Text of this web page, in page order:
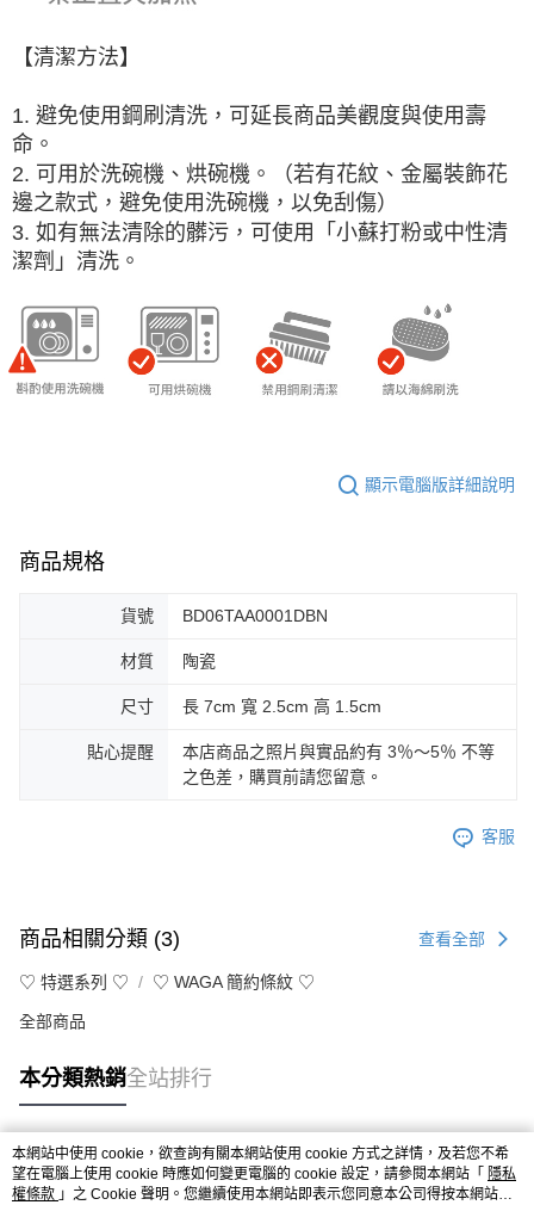
【清潔方法】
1. 避免使用鋼刷清洗，可延長商品美觀度與使用壽
命。
2. 可用於洗碗機、烘碗機。（若有花紋、金屬裝飾花
邊之款式，避免使用洗碗機，以免刮傷）
3. 如有無法清除的髒污，可使用「小蘇打粉或中性清
潔劑」清洗。
顯示電腦版詳細說明
商品規格
貨號 BD06TAA0001DBN
材質 陶瓷
尺寸 長 7cm 寬 2.5cm 高 1.5cm
貼心提醒
本店商品之照片與實品約有 3％～5％ 不等
之色差，購買前請您留意。
客服
商品相關分類 (3) 查看全部
♡ 特選系列 ♡ ♡ WAGA 簡約條紋 ♡
全部商品
本分類熱銷全站排行
熱門標籤
本網站中使用 cookie，欲查詢有關本網站使用 cookie 方式之詳情，及若您不希
望在電腦上使用 cookie 時應如何變更電腦的 cookie 設定，請參閱本網站「 隱私
權條款 」之 Cookie 聲明。您繼續使用本網站即表示您同意本公司得按本網站使